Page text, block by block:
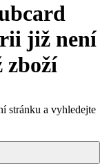
již není
zboží
stránku a vyhledejte